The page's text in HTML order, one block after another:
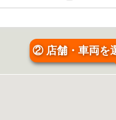
② 店舗・車両を